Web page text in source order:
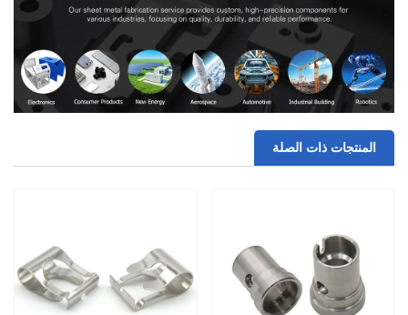
المنتجات ذات الصلة